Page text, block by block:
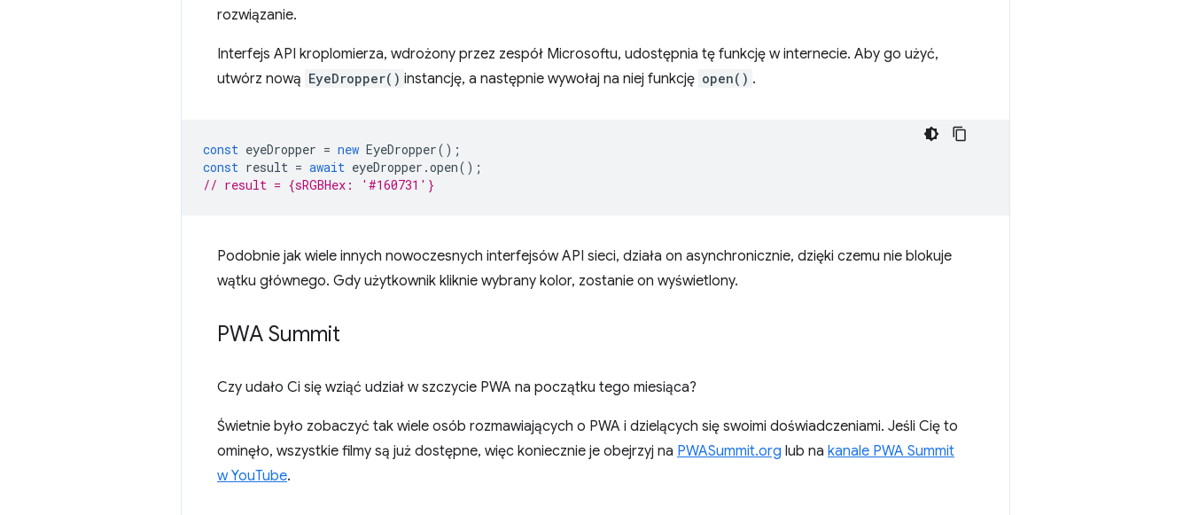
rozwiązanie.
Interfejs API kroplomierza, wdrożony przez zespół Microsoftu, udostępnia tę funkcję w internecie. Aby go użyć,
utwórz nową EyeDropper() instancję, a następnie wywołaj na niej funkcję open() .
const eyeDropper = new EyeDropper();
const result = await eyeDropper .open();
// result = {sRGBHex: '#160731'}
Podobnie jak wiele innych nowoczesnych interfejsów API sieci, działa on asynchronicznie, dzięki czemu nie blokuje
wątku głównego. Gdy użytkownik kliknie wybrany kolor, zostanie on wyświetlony.
PWA Summit
Czy udało Ci się wziąć udział w szczycie PWA na początku tego miesiąca?
Świetnie było zobaczyć tak wiele osób rozmawiających o PWA i dzielących się swoimi doświadczeniami. Jeśli Cię to
ominęło, wszystkie filmy są już dostępne, więc koniecznie je obejrzyj na PWASummit.org lub na kanale PWA Summit
w YouTube.